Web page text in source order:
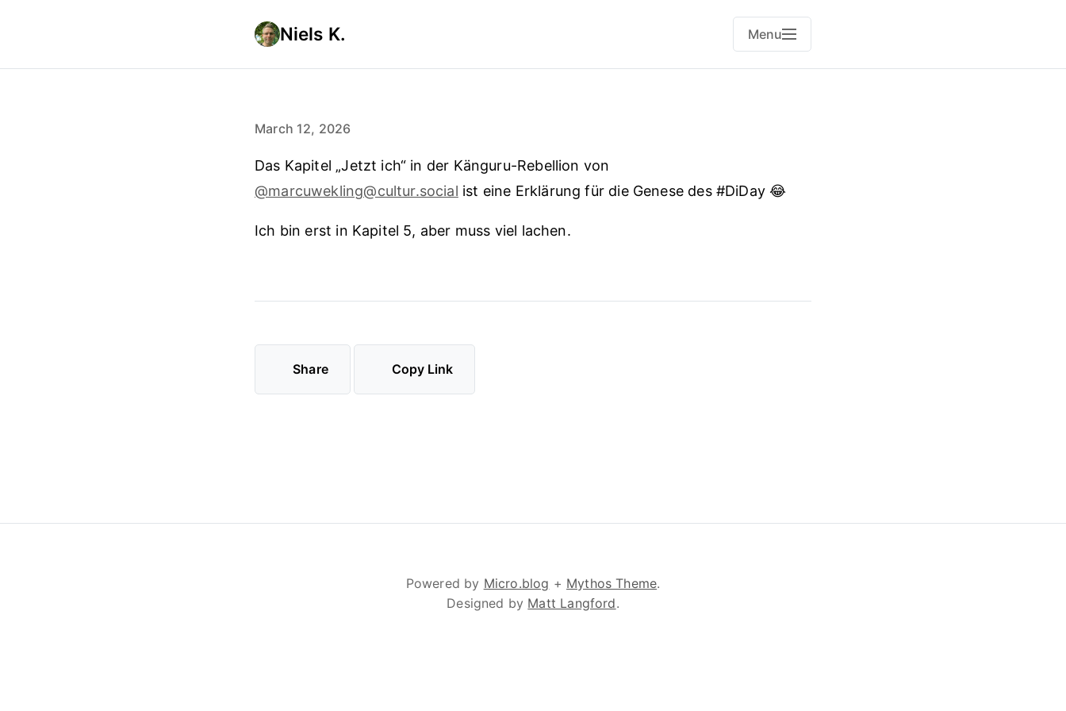
Niels K. Menu
March 12, 2026
Das Kapitel „Jetzt ich“ in der Känguru-Rebellion von
@marcuwekling@cultur.social ist eine Erklärung für die Genese des #DiDay 😂
Ich bin erst in Kapitel 5, aber muss viel lachen.
Share Copy Link
Powered by Micro.blog + Mythos Theme.
Designed by Matt Langford.